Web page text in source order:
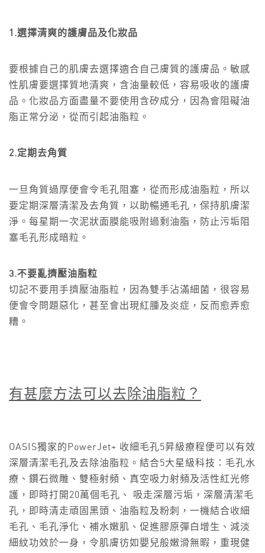
1.選擇清爽的護膚品及化妝品
要根據自己的肌膚去選擇適合自己膚質的護膚品。敏感
性肌膚要選擇質地清爽，含油量較低，容易吸收的護膚
品。化妝品方面盡量不要使用含矽成分，因為會阻礙油
脂正常分泌，從而引起油脂粒。
2.定期去角質
一旦角質過厚便會令毛孔阻塞，從而形成油脂粒，所以
要定期深層清潔及去角質，以助暢通毛孔，保持肌膚潔
淨。每星期一次泥狀面膜能吸附過剩油脂，防止污垢阻
塞毛孔形成暗粒。
3.不要亂擠壓油脂粒
切記不要用手擠壓油脂粒，因為雙手沾滿細菌，很容易
便會令問題惡化，甚至會出現紅腫及炎症，反而愈弄愈
糟。
有甚麼方法可以去除油脂粒？
OASIS獨家的PowerJet+ 收細毛孔5昇級療程便可以有效
深層清潔毛孔及去除油脂粒。結合5大星級科技：毛孔水
療、鑽石微雕、雙極射頻、真空吸力射頻及活性紅光修
護，即時打開20萬個毛孔、 吸走深層污垢，深層清潔毛
孔，即時清走頑固黑頭、油脂粒及粉刺，一機結合收細
毛孔、毛孔淨化、補水嫩肌、促進膠原彈白增生、減淡
細紋功效於一身，令肌膚彷如嬰兒般嫩滑無暇，重現健